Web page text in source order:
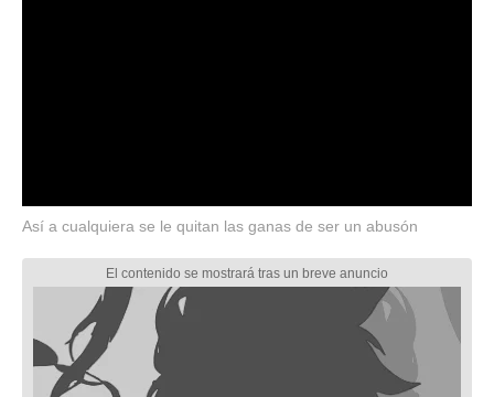
Así a cualquiera se le quitan las ganas de ser un abusón